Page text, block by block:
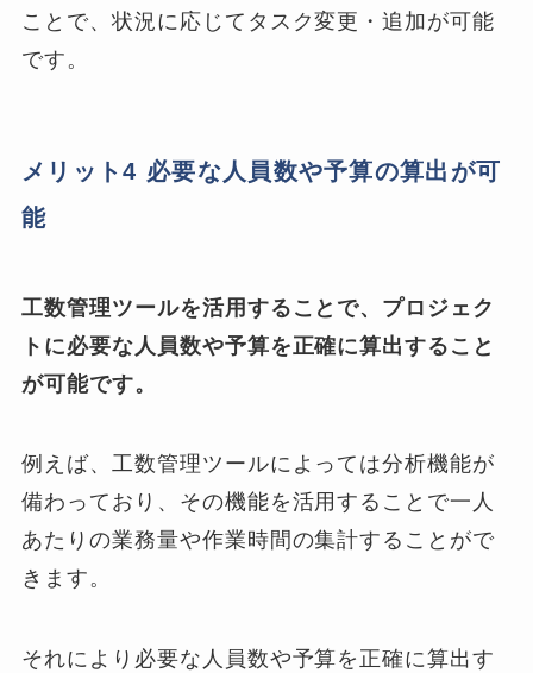
ことで、状況に応じてタスク変更・追加が可能
です。
メリット4 必要な人員数や予算の算出が可
能
工数管理ツールを活用することで、プロジェク
トに必要な人員数や予算を正確に算出すること
が可能です。
例えば、工数管理ツールによっては分析機能が
備わっており、その機能を活用することで一人
あたりの業務量や作業時間の集計することがで
きます。
それにより必要な人員数や予算を正確に算出す